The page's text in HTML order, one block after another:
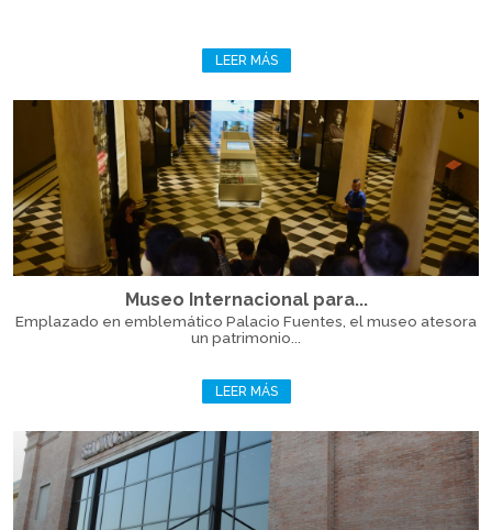
LEER MÁS
Museo Internacional para...
Emplazado en emblemático Palacio Fuentes, el museo atesora
un patrimonio...
LEER MÁS